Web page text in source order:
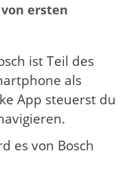
ersten
ist Teil des
als
App steuerst du
es von Bosch